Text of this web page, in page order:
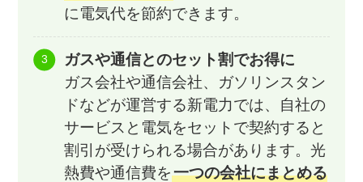
に電気代を節約できます。
ガスや通信とのセット割でお得に
ガス会社や通信会社、ガソリンスタン
ドなどが運営する新電力では、自社の
サービスと電気をセットで契約すると
割引が受けられる場合があります。光
熱費や通信費を一つの会社にまとめる